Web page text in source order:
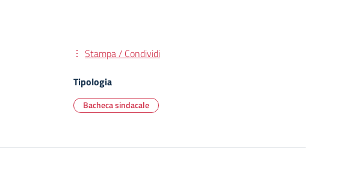
Stampa / Condividi
Tipologia
Bacheca sindacale